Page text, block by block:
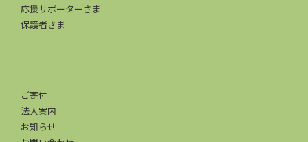
応援サポーターさま
保護者さま
ご寄付
法人案内
お知らせ